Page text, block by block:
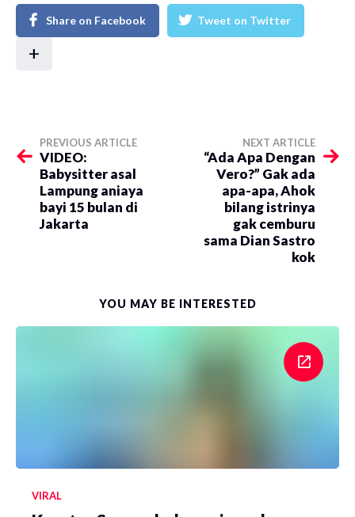
Share on Facebook Tweet on Twitter
+
PREVIOUS ARTICLE
VIDEO:
Babysitter asal
Lampung aniaya
bayi 15 bulan di
Jakarta
NEXT ARTICLE
“Ada Apa Dengan
Vero?” Gak ada
apa-apa, Ahok
bilang istrinya
gak cemburu
sama Dian Sastro
kok
YOU MAY BE INTERESTED
VIRAL